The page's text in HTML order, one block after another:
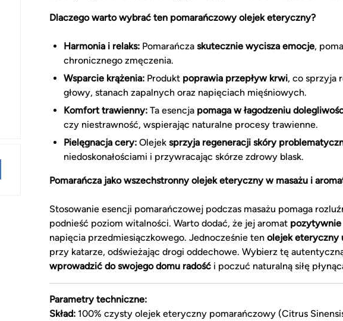
Dlaczego warto wybrać ten pomarańczowy olejek eteryczny?
Harmonia i relaks: Pomarańcza skutecznie wycisza emocje,
chronicznego zmęczenia.
Wsparcie krążenia: Produkt poprawia przepływ krwi, co sprzyja
głowy, stanach zapalnych oraz napięciach mięśniowych.
Komfort trawienny: Ta esencja pomaga w łagodzeniu
czy niestrawność, wspierając naturalne procesy trawienne.
Pielęgnacja cery: Olejek sprzyja regeneracji skóry
niedoskonałościami i przywracając skórze zdrowy blask.
Pomarańcza jako wszechstronny olejek eteryczny w masażu i
Stosowanie esencji pomarańczowej podczas masażu pomaga
podnieść poziom witalności. Warto dodać, że jej aromat pozytywnie
napięcia przedmiesiączkowego. Jednocześnie ten olejek eteryczny
przy katarze, odświeżając drogi oddechowe. Wybierz tę
wprowadzić do swojego domu radość i poczuć naturalną siłę
Parametry techniczne:
Skład: 100% czysty olejek eteryczny pomarańczowy (Citrus